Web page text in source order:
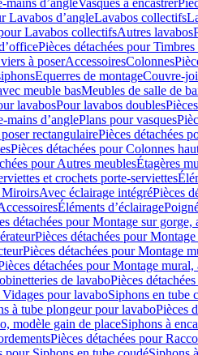
mains d’angleVasques à encastrer
Lavabos d’angleLavabos collectifs
Lavabos collectifsAutres lavabos
Pièces détachées pour
à poserAccessoiresColonnes
Equerres de montageCouvre-
meuble basMeubles de salle de
lavabosPour lavabos doubles
mains d’anglePlans pour vasques
rectangulairePièces détachées
Pièces détachées pour Colonnes
pour Autres meublesÉtagères
et crochets porte-serviettes
MiroirsAvec éclairage intégréPièces
Éléments d’éclairage
détachées pour Montage sur gorge,
Pièces détachées pour
Pièces détachées pour Montage
détachées pour Montage
de lavaboPièces
Vidages pour lavaboSiphons en tube
à tube plongeur pour lavaboPièces
modèle gain de placeSiphons à
Pièces détachées pour